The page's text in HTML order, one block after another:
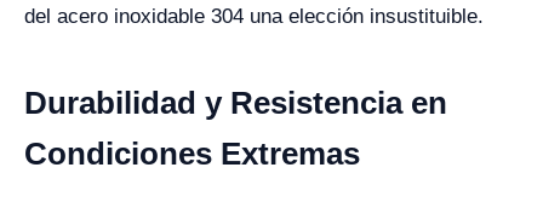
del acero inoxidable 304 una elección insustituible.
Durabilidad y Resistencia en
Condiciones Extremas